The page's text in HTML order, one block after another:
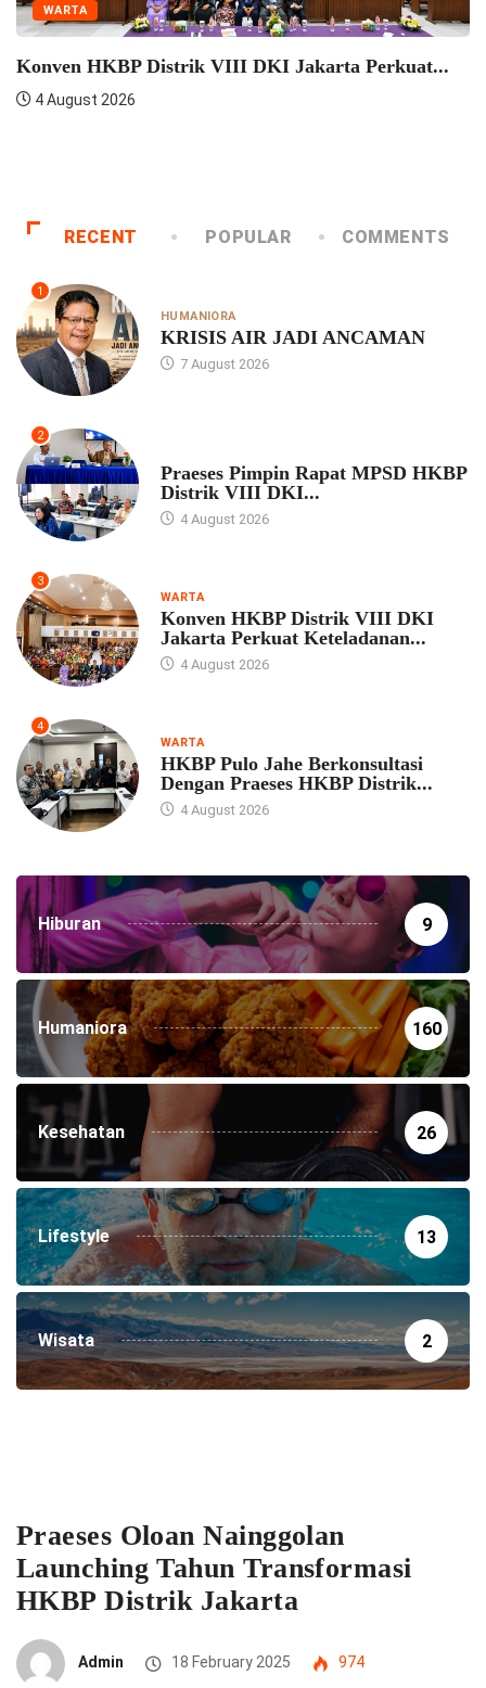
WARTA
RECENT POPULAR COMMENTS
1
HUMANIORA
KRISIS AIR JADI ANCAMAN
7 August 2026
2
Praeses Pimpin Rapat MPSD HKBP
Distrik VIII DKI...
4 August 2026
3
WARTA
Konven HKBP Distrik VIII DKI
Jakarta Perkuat Keteladanan...
4 August 2026
4
WARTA
HKBP Pulo Jahe Berkonsultasi
Dengan Praeses HKBP Distrik...
4 August 2026
Hiburan 9
Humaniora 160
Kesehatan 26
Lifestyle 13
Wisata 2
Praeses Oloan Nainggolan
Launching Tahun Transformasi
HKBP Distrik Jakarta
Admin 18 February 2025 974